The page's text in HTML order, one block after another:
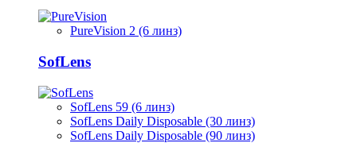
PureVision 2 (6 линз)
SofLens
SofLens 59 (6 линз)
SofLens Daily Disposable (30 линз)
SofLens Daily Disposable (90 линз)